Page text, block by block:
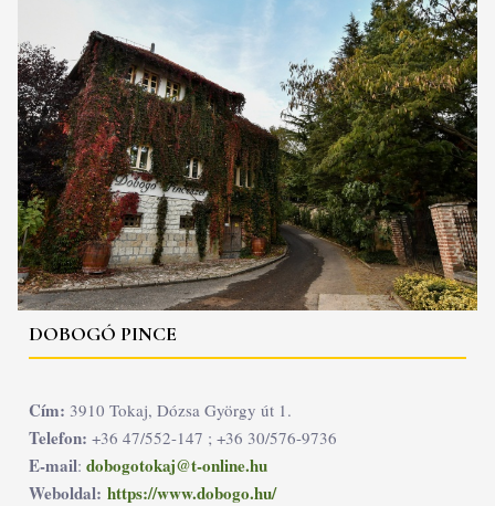
DOBOGÓ PINCE
Cím: 3910 Tokaj, Dózsa György út 1.
Telefon: +36 47/552-147 ; +36 30/576-9736
E-mail: dobogotokaj@t-online.hu
Weboldal: https://www.dobogo.hu/